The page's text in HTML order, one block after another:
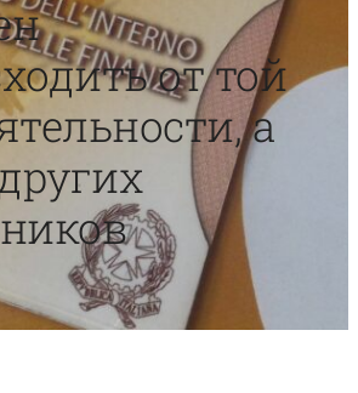
от той
а